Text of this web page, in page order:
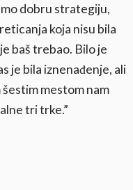
dobru strategiju,
koja nisu bila
baš trebao. Bilo je
je bila iznenađenje, ali
šestim mestom nam
tri trke.”